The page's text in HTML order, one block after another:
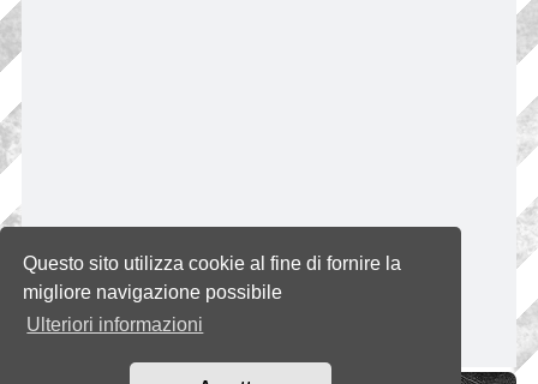
Questo sito utilizza cookie al fine di fornire la
migliore navigazione possibile
Ulteriori informazioni